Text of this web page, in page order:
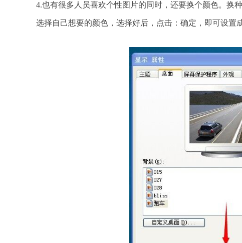
4.也有很多人员喜欢个性图片的同时，还要换个颜色。换
选择自己想要的颜色，选择好后，点击：确定，即可设置